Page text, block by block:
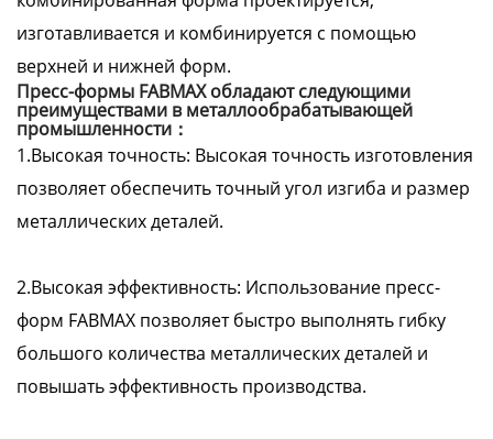
изготавливается и комбинируется с помощью
верхней и нижней форм.
Пресс-формы FABMAX обладают следующими
преимуществами в металлообрабатывающей
промышленности：
1.Высокая точность: Высокая точность изготовления
позволяет обеспечить точный угол изгиба и размер
металлических деталей.
2.Высокая эффективность: Использование пресс-
форм FABMAX позволяет быстро выполнять гибку
большого количества металлических деталей и
повышать эффективность производства.